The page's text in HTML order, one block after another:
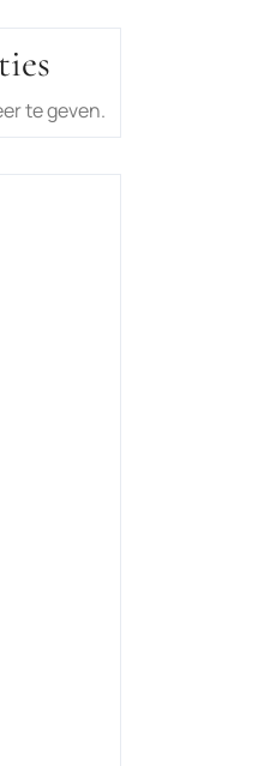
te geven.